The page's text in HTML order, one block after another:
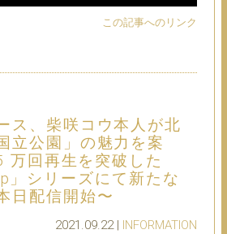
この記事へのリンク
ス、柴咲コウ本⼈が北
⽴公園」の魅⼒を案
万回再⽣を突破した
」シリーズにて新たな
⽇配信開始〜
2021.09.22 | INFORMATION